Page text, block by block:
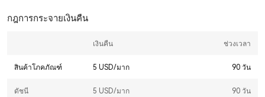
กฎการกระจายเงินคืน
เงินคืน ช่วงเวลา
สินค้าโภคภัณฑ์ 5 USD/มาก 90 วัน
ดัชนี 5 USD/มาก 90 วัน